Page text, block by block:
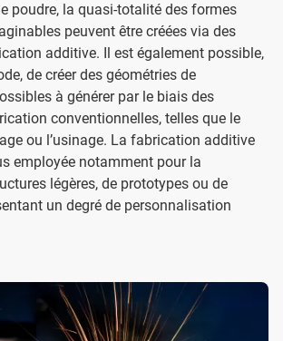
poudre, la quasi-totalité des formes
peuvent être créées via des
additive. Il est également possible,
de créer des géométries de
à générer par le biais des
conventionnelles, telles que le
ou l’usinage. La fabrication additive
employée notamment pour la
légères, de prototypes ou de
un degré de personnalisation